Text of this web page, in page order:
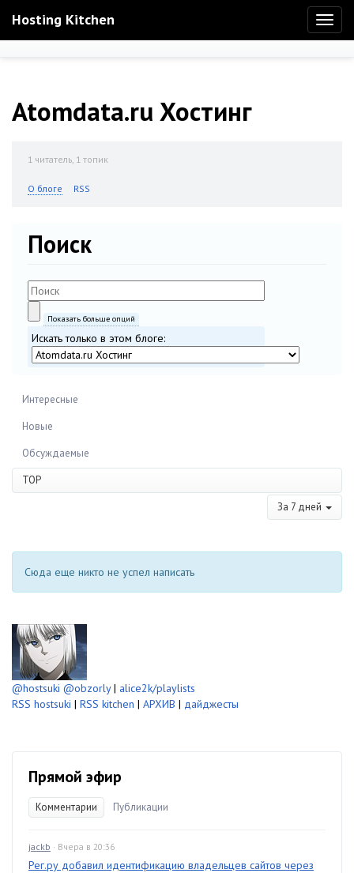
Hosting Kitchen
Atomdata.ru Хостинг
1 читатель, 1 топик
О блоге RSS
Поиск
Показать больше опций
Искать только в этом блоге:
Интересные
Новые
Обсуждаемые
TOP
За 7 дней
Сюда еще никто не успел написать
@hostsuki @obzorly| alice2k/playlists
RSS hostsuki | RSS kitchen | АРХИВ | дайджесты
Прямой эфир
Комментарии Публикации
jackb · Вчера в 20:36
Рег.ру добавил идентификацию владельцев сайтов через